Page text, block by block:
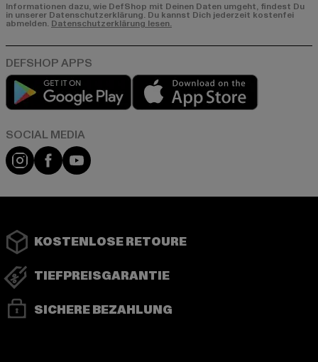
Informationen dazu, wie DefShop mit Deinen Daten umgeht, findest Du
in unserer Datenschutzerklärung. Du kannst Dich jederzeit kostenfei
abmelden. Datenschutzerklärung lesen.
Play market
Instagram
FacebookYouTube
KOSTENLOSE RETOURE
TIEFPREISGARANTIE
SICHERE BEZAHLUNG